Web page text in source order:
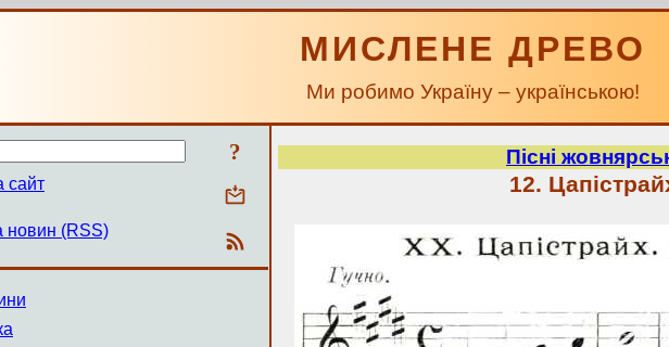
МИСЛЕНЕ ДРЕВО
Ми робимо Україну – українською!
?
сайт
новин (RSS)
Пісні
12.